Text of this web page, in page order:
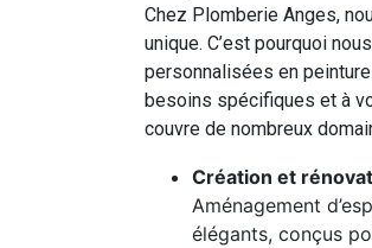
Chez Plomberie Anges,
unique. C’est pourquoi
personnalisées en
besoins spécifiques et à
couvre de nombreux
Création et
Aménagement
élégants, conçus